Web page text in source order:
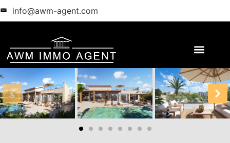
info@awm-agent.com